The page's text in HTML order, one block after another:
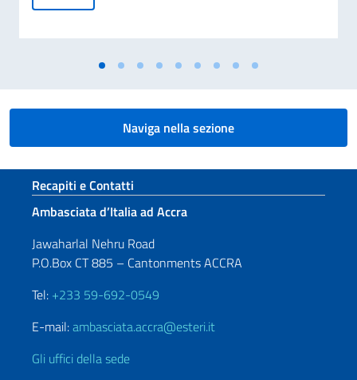
Naviga nella sezione
Sezione footer
Recapiti e Contatti
Ambasciata d’Italia ad Accra
Jawaharlal Nehru Road
P.O.Box CT 885 – Cantonments ACCRA
Tel: +233 59-692-0549
E-mail:ambasciata.accra@esteri.it
Gli uffici della sede